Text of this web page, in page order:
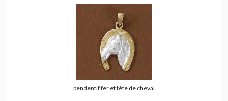
pendentif fer et tête de cheval